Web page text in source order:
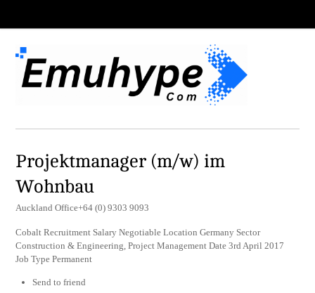
Projektmanager (m/w) im
Wohnbau
Auckland Office+64 (0) 9303 9093
Cobalt Recruitment Salary Negotiable Location Germany Sector
Construction & Engineering, Project Management Date 3rd April 2017
Job Type Permanent
Send to friend